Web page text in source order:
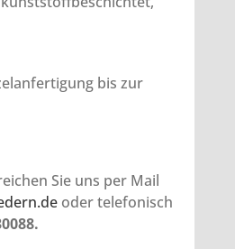
bis zur
Sie uns per Mail
oder telefonisch